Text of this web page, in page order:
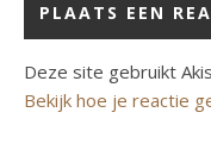
Deze site gebruikt
Bekijk hoe je reactie